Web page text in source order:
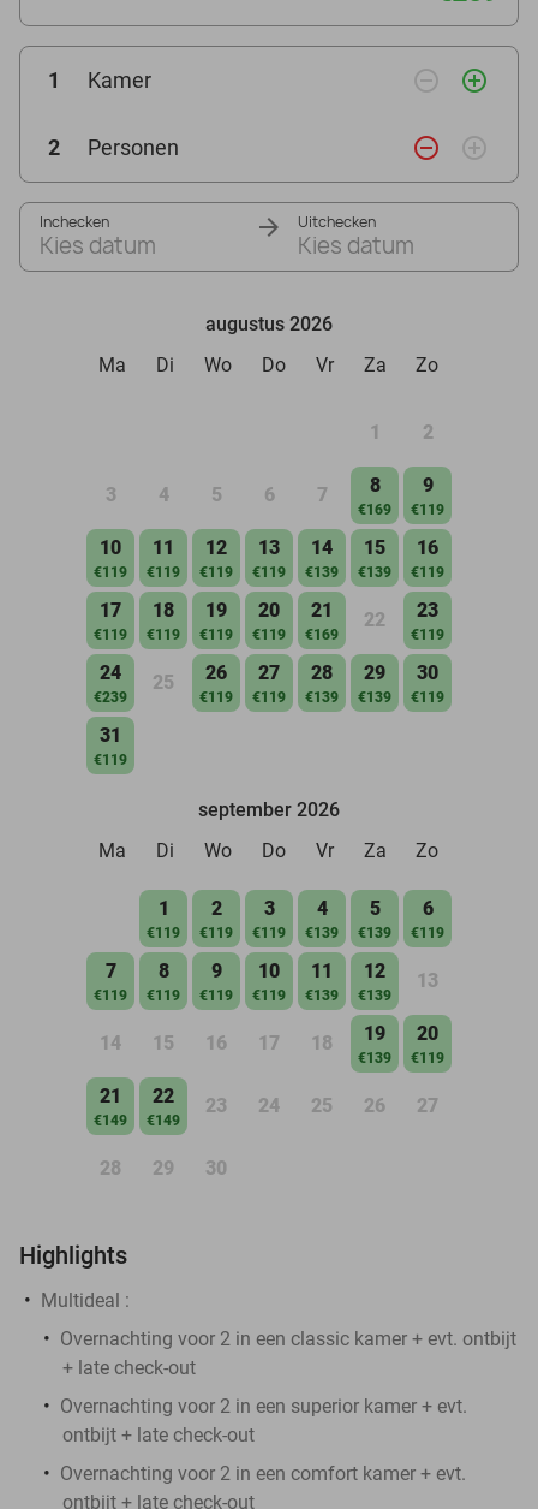
1 Kamer remove_circle_outline add_circle_outline
2 Personen remove_circle_outline add_circle_outline
Inchecken
Kies datum
Uitchecken
Kies datum
augustus 2026
Ma
Di Wo Do Vr Za Zo
1 2
3 4 5 6 7 8
€169
9
€119
10
€119
11
€119
12
€119
13
€119
14
€139
15
€139
16
€119
17
€119
18
€119
19
€119
20
€119
21
€169
22 23
€119
24
€239
25 26
€119
27
€119
28
€139
29
€139
30
€119
31
€119
september 2026
Ma
Di Wo Do Vr Za Zo
1
€119
2
€119
3
€119
4
€139
5
€139
6
€119
7
€119
8
€119
9
€119
10
€119
11
€139
12
€139
13
14 15 16 17 18 19
€139
20
€119
21
€149
22
€149
23 24 25 26 27
28 29 30
Highlights
Multideal :
Overnachting voor 2 in een classic kamer + evt. ontbijt
+ late check-out
Overnachting voor 2 in een superior kamer + evt.
ontbijt + late check-out
Overnachting voor 2 in een comfort kamer + evt.
ontbijt + late check-out